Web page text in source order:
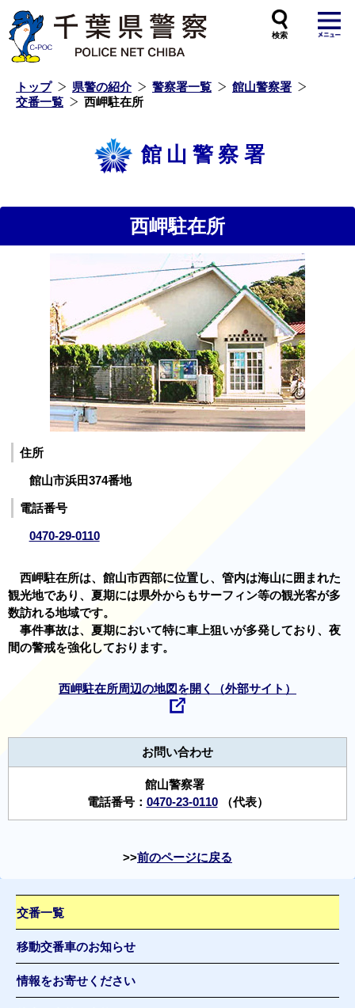
トップ 県警の紹介 警察署一覧
館山警察署
交番一覧
西岬駐在所
館山警察署
西岬駐在所
住所
館山市浜田374番地
電話番号
0470-29-0110
西岬駐在所は、館山市西部に位置し、管内は海山に囲まれた
観光地であり、夏期には県外からもサーフィン等の観光客が多
数訪れる地域です。
事件事故は、夏期において特に車上狙いが多発しており、夜
間の警戒を強化しております。
西岬駐在所周辺の地図を開く（外部サイト）
お問い合わせ
館山警察署
電話番号： 0470-23-0110（代表）
前のページに戻る
交番一覧
移動交番車のお知らせ
情報をお寄せください